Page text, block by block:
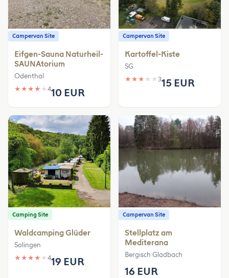
Campervan Site
Eifgen-Sauna Naturheil-
SAUNAtorium
Odenthal
★ ★ ★ ★ ★ 410 EUR
Campervan Site
Kartoffel-Kiste
SG
★ ★ ★ ★ ★ 315 EUR
Camping Site
Waldcamping Glüder
Solingen
★ ★ ★ ★ ★ 419 EUR
Campervan Site
Stellplatz am
Mediterana
Bergisch Gladbach
16 EUR